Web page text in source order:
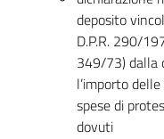
deposito
D.P.R. 290/
349/73) dalla
l’importo
spese di
dovuti